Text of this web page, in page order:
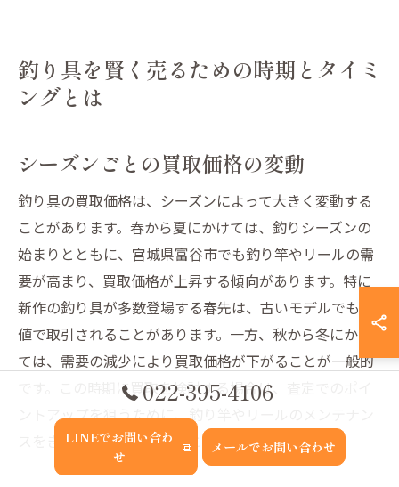
釣り具を賢く売るための時期とタイミ
ングとは
シーズンごとの買取価格の変動
釣り具の買取価格は、シーズンによって大きく変動する
ことがあります。春から夏にかけては、釣りシーズンの
始まりとともに、宮城県富谷市でも釣り竿やリールの需
要が高まり、買取価格が上昇する傾向があります。特に
新作の釣り具が多数登場する春先は、古いモデルでも高
値で取引されることがあります。一方、秋から冬にかけ
ては、需要の減少により買取価格が下がることが一般的
です。この時期に買取を検討する場合は、査定でのポイ
ントアップを狙うために、釣り竿やリールのメンテナン
スをきちんと行っておくことが重要です。
022-395-4106
LINEでお問い合わ
せ
メールでお問い合わせ